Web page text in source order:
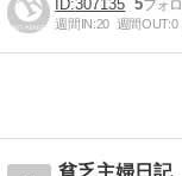
307135 5
週間IN:20 週間OUT:0
貧乏主婦日記